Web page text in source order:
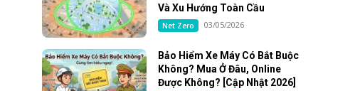
Và Xu Hướng Toàn Cầu
Net Zero 03/05/2026
Bảo Hiểm Xe Máy Có Bắt Buộc
Không? Mua Ở Đâu, Online
Được Không? [Cập Nhật 2026]